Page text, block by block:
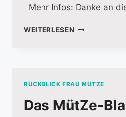
Mehr Infos: Danke an
WEITERLESEN
RÜCKBLICK FRAU MÜTZE
Das MütZe-